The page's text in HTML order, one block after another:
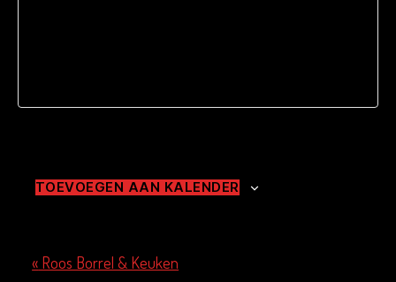
TOEVOEGEN AAN KALENDER
« Roos Borrel & Keuken